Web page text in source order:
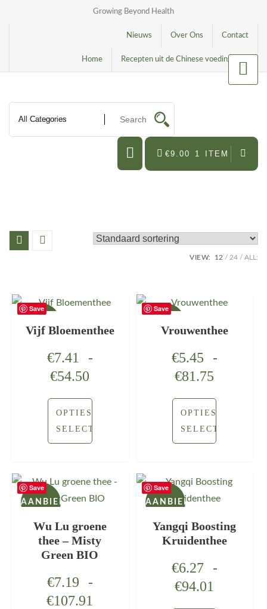
Growing Beyond Health
Contact
Over Ons
Nieuws
Recepten uit de Chinese voedingsleer
Home
€9.00 1 ITEM
VIEW: 12 24 ALL:
Save
Vijf Bloementhee
€7.41
-
€54.50
OPTIES
SELECTEREN
Save
Vrouwenthee
€5.45
-
€81.75
OPTIES
SELECTEREN
Save
AANBIEDING!
Wu Lu groene
thee – Misty
Green BIO
€7.19
-
€107.91
Save
AANBIEDING!
Yangqi Boosting
Kruidenthee
€6.27
-
€94.01